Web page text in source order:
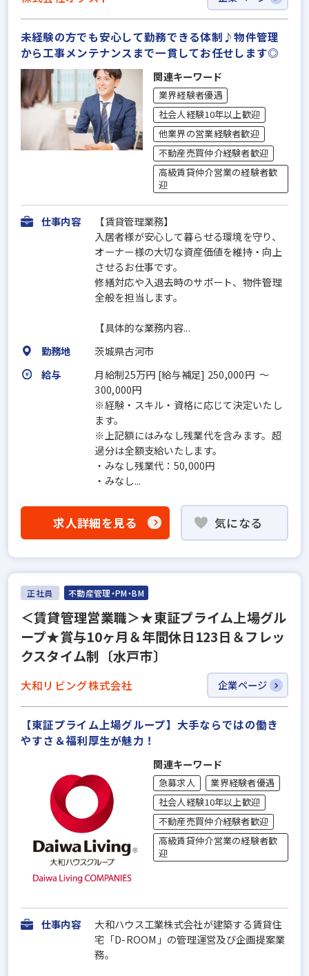
未経験の方でも安心して勤務できる体制♪物件管理
から工事メンテナンスまで一貫してお任せします◎
関連キーワード
業界経験者優遇
社会人経験10年以上歓迎
他業界の営業経験者歓迎
不動産売買仲介経験者歓迎
高級賃貸仲介営業の経験者歓
迎
仕事内容
【賃貸管理業務】
入居者様が安心して暮らせる環境を守り、
オーナー様の大切な資産価値を維持・向上
させるお仕事です。
修繕対応や入退去時のサポート、物件管理
全般を担当します。
【具体的な業務内容...
勤務地
茨城県古河市
給与
月給制25万円 [給与補足] 250,000円 ～
300,000円
※経験・スキル・資格に応じて決定いたし
ます。
※上記額にはみなし残業代を含みます。超
過分は全額支給いたします。
・みなし残業代：50,000円
・みなし...
求人詳細を見る 気になる
正社員 不動産管理・PM・BM
＜賃貸管理営業職＞★東証プライム上場グル
ープ★賞与10ヶ月＆年間休日123日＆フレッ
クスタイム制〔水戸市〕
大和リビング株式会社 企業ページ
【東証プライム上場グループ】大手ならではの働き
やすさ＆福利厚⽣が魅力！
関連キーワード
急募求人
業界経験者優遇
社会人経験10年以上歓迎
不動産売買仲介経験者歓迎
高級賃貸仲介営業の経験者歓
迎
仕事内容
大和ハウス工業株式会社が建築する賃貸住
宅「D-ROOM」の管理運営及び企画提案業
務。